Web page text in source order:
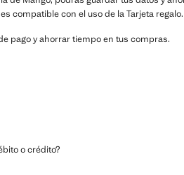
compatible con el uso de la Tarjeta regalo.
pago y ahorrar tiempo en tus compras.
o crédito?